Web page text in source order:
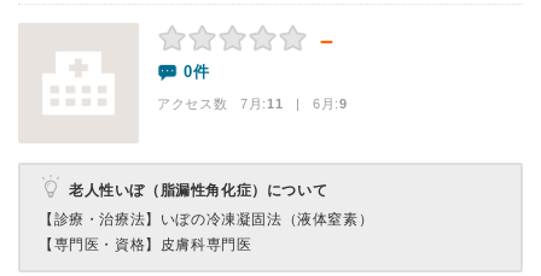
－
0件
アクセス数 7月:11 | 6月:9
老人性いぼ（脂漏性角化症）について
【診療・治療法】 いぼの冷凍凝固法（液体窒素）
【専門医・資格】 皮膚科専門医